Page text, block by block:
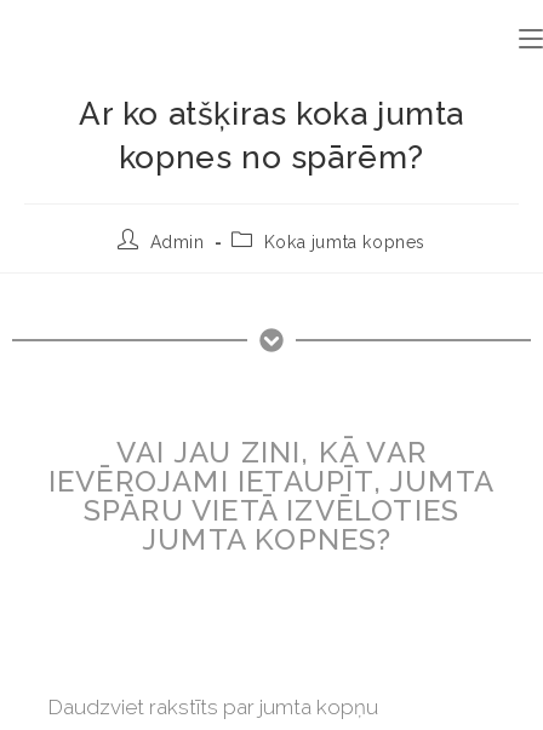
Ar ko atšķiras koka jumta
kopnes no spārēm?
Admin Koka jumta kopnes
VAI JAU ZINI, KĀ VAR
IEVĒROJAMI IETAUPĪT, JUMTA
SPĀRU VIETĀ IZVĒLOTIES
JUMTA KOPNES?
Daudzviet rakstīts par jumta kopņu